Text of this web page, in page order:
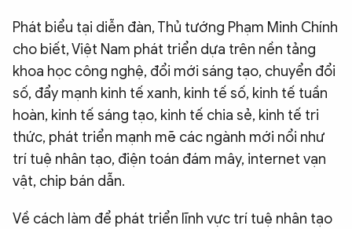
Phát biểu tại diễn đàn, Thủ tướng Phạm Minh Chính
cho biết, Việt Nam phát triển dựa trên nền tảng
khoa học công nghệ, đổi mới sáng tạo, chuyển đổi
số, đẩy mạnh kinh tế xanh, kinh tế số, kinh tế tuần
hoàn, kinh tế sáng tạo, kinh tế chia sẻ, kinh tế tri
thức, phát triển mạnh mẽ các ngành mới nổi như
trí tuệ nhân tạo, điện toán đám mây, internet vạn
vật, chip bán dẫn.
Về cách làm để phát triển lĩnh vực trí tuệ nhân tạo